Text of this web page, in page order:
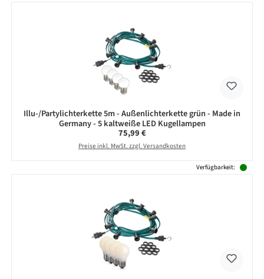
Illu-/Partylichterkette 5m - Außenlichterkette grün - Made in
Germany - 5 kaltweiße LED Kugellampen
Regulärer Preis:
75,99 €
Preise inkl. MwSt. zzgl. Versandkosten
Verfügbarkeit: